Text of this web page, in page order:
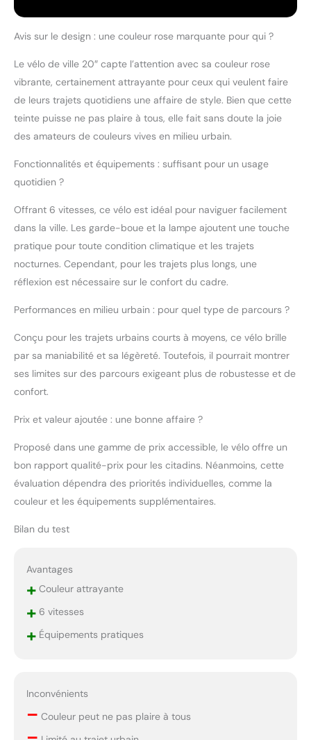
Avis sur le design : une couleur rose marquante pour qui ?
Le vélo de ville 20″ capte l’attention avec sa couleur rose
vibrante, certainement attrayante pour ceux qui veulent faire
de leurs trajets quotidiens une affaire de style. Bien que cette
teinte puisse ne pas plaire à tous, elle fait sans doute la joie
des amateurs de couleurs vives en milieu urbain.
Fonctionnalités et équipements : suffisant pour un usage
quotidien ?
Offrant 6 vitesses, ce vélo est idéal pour naviguer facilement
dans la ville. Les garde-boue et la lampe ajoutent une touche
pratique pour toute condition climatique et les trajets
nocturnes. Cependant, pour les trajets plus longs, une
réflexion est nécessaire sur le confort du cadre.
Performances en milieu urbain : pour quel type de parcours ?
Conçu pour les trajets urbains courts à moyens, ce vélo brille
par sa maniabilité et sa légèreté. Toutefois, il pourrait montrer
ses limites sur des parcours exigeant plus de robustesse et de
confort.
Prix et valeur ajoutée : une bonne affaire ?
Proposé dans une gamme de prix accessible, le vélo offre un
bon rapport qualité-prix pour les citadins. Néanmoins, cette
évaluation dépendra des priorités individuelles, comme la
couleur et les équipements supplémentaires.
Bilan du test
Avantages
+Couleur attrayante
+6 vitesses
+Équipements pratiques
Inconvénients
– Couleur peut ne pas plaire à tous